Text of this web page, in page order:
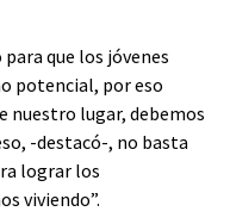
que los jóvenes
potencial, por eso
nuestro lugar, debemos
-destacó-, no basta
lograr los
viviendo”.